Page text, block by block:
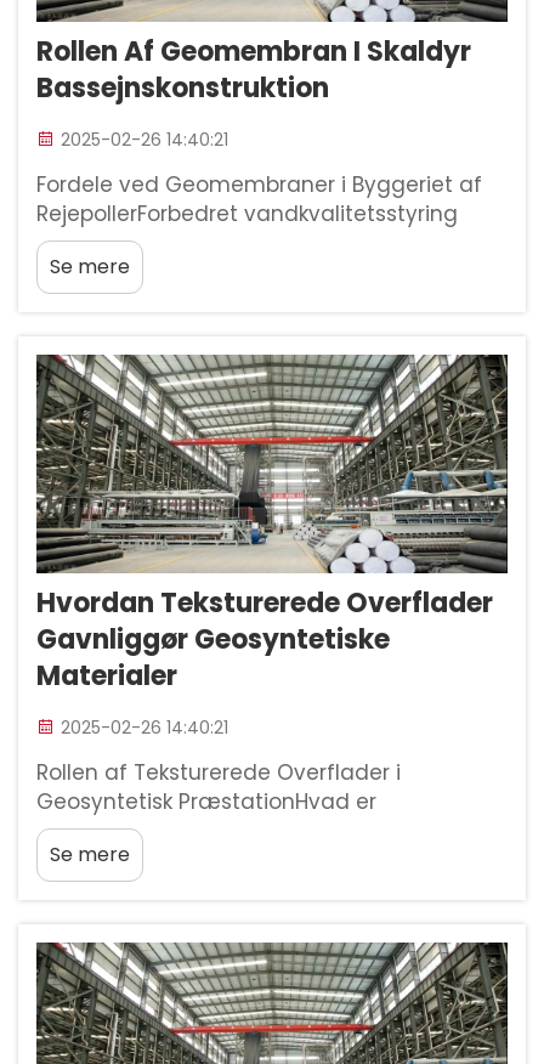
Rollen Af Geomembran I Skaldyr
Bassejnskonstruktion
2025-02-26 14:40:21
Fordele ved Geomembraner i Byggeriet af
RejepollerForbedret vandkvalitetsstyring
Rejeholdere er afhængige af
geomembraner for at holde deres pøle rene
og sunde, fordi disse materialer skaber en
trænge ind. Whe...
Se mere
Hvordan Teksturerede Overflader
Gavnliggør Geosyntetiske
Materialer
2025-02-26 14:40:21
Rollen af Teksturerede Overflader i
Geosyntetisk PræstationHvad er
Teksturerede Overflader i Geosyntetika? Når
vi taler om teksturerede overflader på
geosyntetiske materialer, henviser vi i bund
der er oprettet specifikt for at hjælpe t...
Se mere